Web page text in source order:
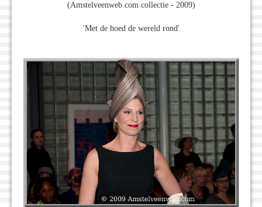
(Amstelveenweb.com collectie - 2009)
'Met de hoed de wereld rond'